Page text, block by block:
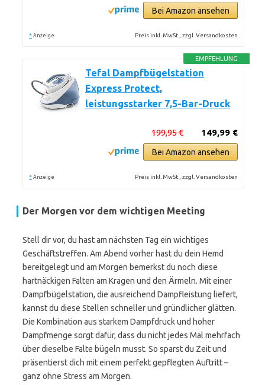
Bei Amazon ansehen
* Anzeige Preis inkl. MwSt., zzgl. Versandkosten
EMPFEHLUNG
Tefal Dampfbügelstation
Express Protect,
leistungsstarker 7,5-Bar-Druck
149,99 €
199,95 €
Bei Amazon ansehen
* Anzeige Preis inkl. MwSt., zzgl. Versandkosten
Der Morgen vor dem wichtigen Meeting
Stell dir vor, du hast am nächsten Tag ein wichtiges
Geschäftstreffen. Am Abend vorher hast du dein Hemd
bereitgelegt und am Morgen bemerkst du noch diese
hartnäckigen Falten am Kragen und den Ärmeln. Mit einer
Dampfbügelstation, die ausreichend Dampfleistung liefert,
kannst du diese Stellen schneller und gründlicher glätten.
Die Kombination aus starkem Dampfdruck und hoher
Dampfmenge sorgt dafür, dass du nicht jedes Mal mehrfach
über dieselbe Falte bügeln musst. So sparst du Zeit und
präsentierst dich mit einem perfekt gepflegten Auftritt –
ganz ohne Stress am Morgen.